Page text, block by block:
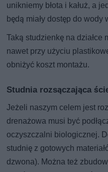
unikniemy błota i kałuż, a
będą miały dostęp do
Taką studzienkę na działce
nawet przy użyciu
obniżyć koszt montażu.
Studnia rozsączająca
Jeżeli naszym celem jest
drenażowa musi być
oczyszczalni biologicznej.
studnię z gotowych
dzwona). Można też